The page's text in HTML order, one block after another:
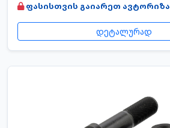
ფასისთვის გაიარეთ
დეტალურად